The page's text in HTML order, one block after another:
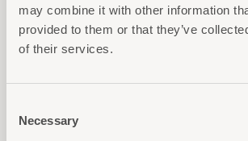
may combine it with other information
provided to them or that they’ve
of their services.
Selection
Necessary
Diese Artikel könnten